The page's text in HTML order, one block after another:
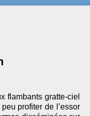
flambants gratte-ciel
profiter de l’essor